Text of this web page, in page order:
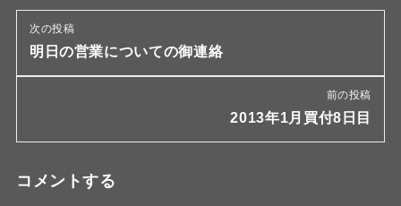
次の投稿
明日の営業についての御連絡
前の投稿
2013年1月買付8日目
コメントする